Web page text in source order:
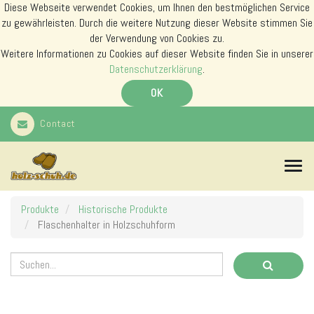
Diese Webseite verwendet Cookies, um Ihnen den bestmöglichen Service
zu gewährleisten. Durch die weitere Nutzung dieser Website stimmen Sie
der Verwendung von Cookies zu.
Weitere Informationen zu Cookies auf dieser Website finden Sie in unserer
Datenschutzerklärung.
OK
Contact
N
v
Produkte
Historische Produkte
Flaschenhalter in Holzschuhform